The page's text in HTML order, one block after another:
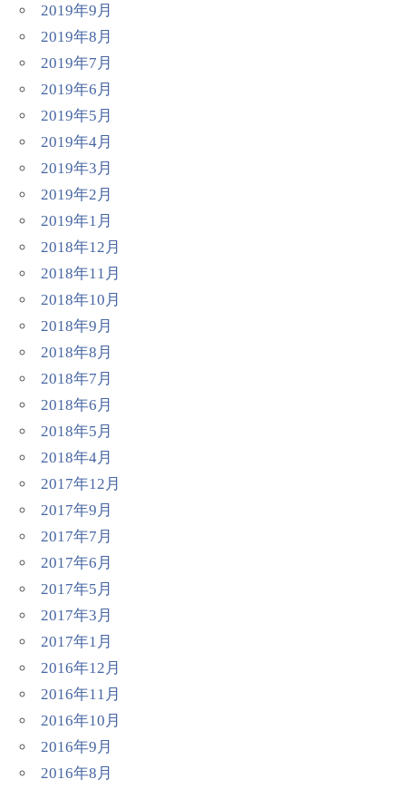
2019年9月
2019年8月
2019年7月
2019年6月
2019年5月
2019年4月
2019年3月
2019年2月
2019年1月
2018年12月
2018年11月
2018年10月
2018年9月
2018年8月
2018年7月
2018年6月
2018年5月
2018年4月
2017年12月
2017年9月
2017年7月
2017年6月
2017年5月
2017年3月
2017年1月
2016年12月
2016年11月
2016年10月
2016年9月
2016年8月